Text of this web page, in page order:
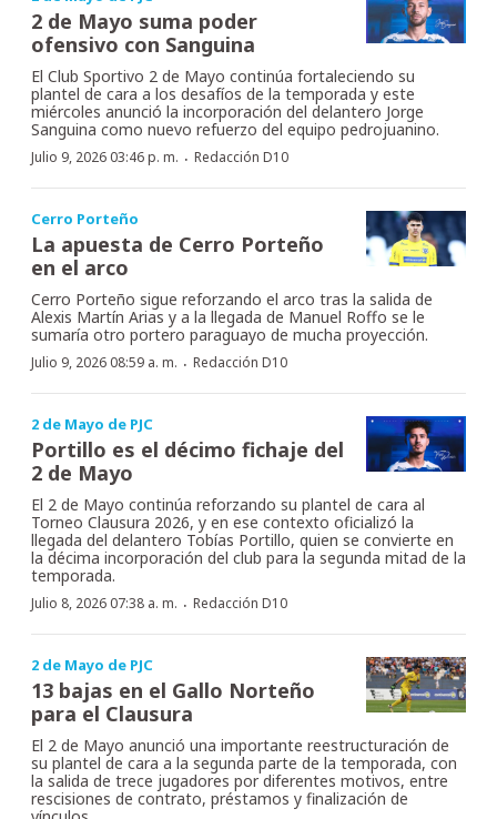
2 de Mayo suma poder
ofensivo con Sanguina
El Club Sportivo 2 de Mayo continúa fortaleciendo su
plantel de cara a los desafíos de la temporada y este
miércoles anunció la incorporación del delantero Jorge
Sanguina como nuevo refuerzo del equipo pedrojuanino.
Julio 9, 2026 03:46 p. m. · Redacción D10
Cerro Porteño
La apuesta de Cerro Porteño
en el arco
Cerro Porteño sigue reforzando el arco tras la salida de
Alexis Martín Arias y a la llegada de Manuel Roffo se le
sumaría otro portero paraguayo de mucha proyección.
Julio 9, 2026 08:59 a. m. · Redacción D10
2 de Mayo de PJC
Portillo es el décimo fichaje del
2 de Mayo
El 2 de Mayo continúa reforzando su plantel de cara al
Torneo Clausura 2026, y en ese contexto oficializó la
llegada del delantero Tobías Portillo, quien se convierte en
la décima incorporación del club para la segunda mitad de la
temporada.
Julio 8, 2026 07:38 a. m. · Redacción D10
2 de Mayo de PJC
13 bajas en el Gallo Norteño
para el Clausura
El 2 de Mayo anunció una importante reestructuración de
su plantel de cara a la segunda parte de la temporada, con
la salida de trece jugadores por diferentes motivos, entre
rescisiones de contrato, préstamos y finalización de